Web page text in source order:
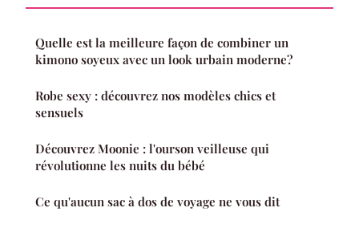
Quelle est la meilleure façon de combiner un
kimono soyeux avec un look urbain moderne?
Robe sexy : découvrez nos modèles chics et
sensuels
Découvrez Moonie : l'ourson veilleuse qui
révolutionne les nuits du bébé
Ce qu'aucun sac à dos de voyage ne vous dit